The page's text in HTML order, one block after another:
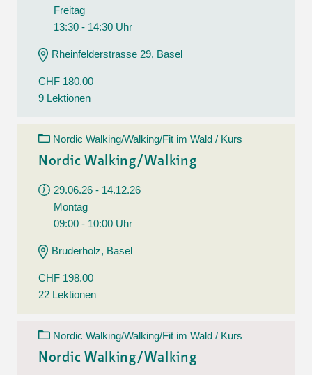
Freitag
13:30 - 14:30 Uhr
Rheinfelderstrasse 29, Basel
CHF 180.00
9 Lektionen
Nordic Walking/Walking/Fit im Wald / Kurs
Nordic Walking/Walking
29.06.26 - 14.12.26
Montag
09:00 - 10:00 Uhr
Bruderholz, Basel
CHF 198.00
22 Lektionen
Nordic Walking/Walking/Fit im Wald / Kurs
Nordic Walking/Walking